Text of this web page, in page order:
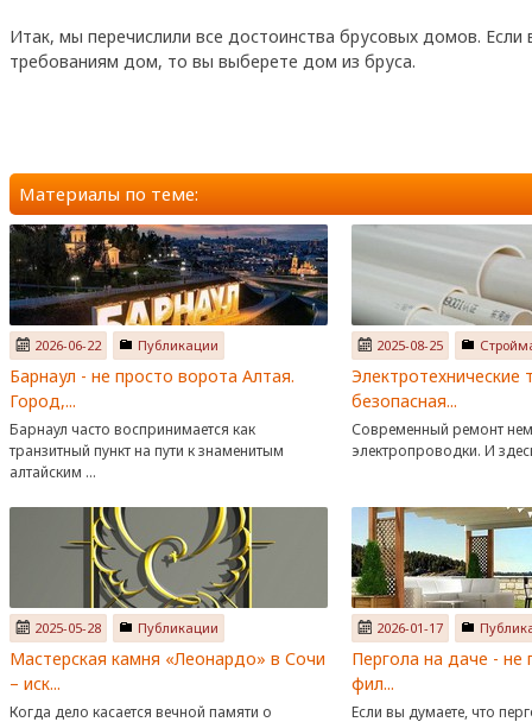
Итак, мы перечислили все достоинства брусовых домов.
требованиям дом, то вы выберете дом из бруса.
Материалы по теме:
2026-06-22 Публикации
Барнаул - не просто ворота Алтая.
Город,...
Барнаул часто воспринимается как
транзитный пункт на пути к знаменитым
алтайским ...
2025-08-25
безопасная...
Современный ремонт
электропроводки. И
2025-05-28 Публикации
Мастерская камня «Леонардо» в Сочи
– иск...
Когда дело касается вечной памяти о
2026-01-17
Пергола на даче - не
фил...
Если вы думаете, что